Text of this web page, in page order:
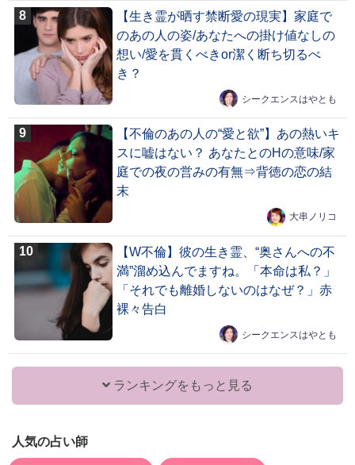
【生き霊が晒す禁断愛の現実】家庭で
のあの人の姿/あなたへの掛け値なしの
想い/愛を貫くべきor潔く断ち切るべ
き？
シークエンスはやとも
【不倫のあの人の“愛と欲”】あの熱いキ
スに嘘はない？ あなたとのHの意味/家
庭での夜の営みの有無⇒背徳の恋の結
末
大串ノリコ
【W不倫】彼の生き霊、“奥さんへの不
満”溜め込んでますね。「本命は私？」
「それでも離婚しないのはなぜ？」赤
裸々告白
シークエンスはやとも
ランキングをもっと見る
人気の占い師